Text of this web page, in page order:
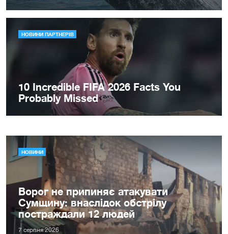
НОВИНИ
Ворог не припиняє атакувати
Сумщину: внаслідок обстрілу
постраждали 12 людей
7 серпня 2026